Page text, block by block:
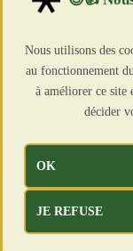
Nous utilisons des
au fonctionnement
à améliorer ce site
décider
OK
JE REFUSE